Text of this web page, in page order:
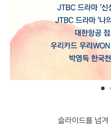
슬라이드를 넘